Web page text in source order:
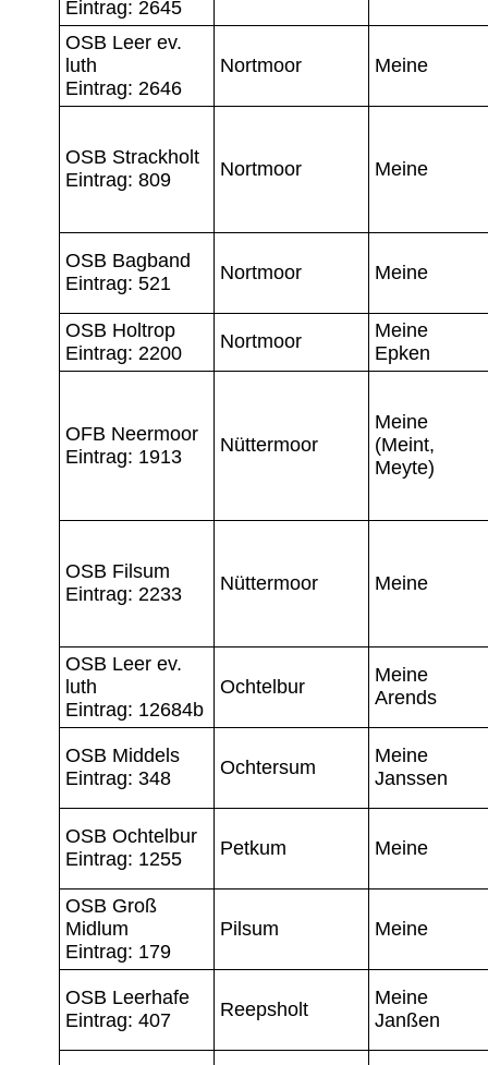
Eintrag: 2645
OSB Leer ev.
luth
Eintrag: 2646
Nortmoor Meine
OSB Strackholt
Eintrag: 809
Nortmoor Meine
OSB Bagband
Eintrag: 521
Nortmoor Meine
OSB Holtrop
Eintrag: 2200
Nortmoor
Meine
Epken
OFB Neermoor
Eintrag: 1913
Nüttermoor
Meine
(Meint,
Meyte)
OSB Filsum
Eintrag: 2233
Nüttermoor Meine
OSB Leer ev.
luth
Eintrag: 12684b
Ochtelbur
Meine
Arends
OSB Middels
Eintrag: 348
Ochtersum
Meine
Janssen
OSB Ochtelbur
Eintrag: 1255
Petkum Meine
OSB Groß
Midlum
Eintrag: 179
Pilsum Meine
OSB Leerhafe
Eintrag: 407
Reepsholt
Meine
Janßen